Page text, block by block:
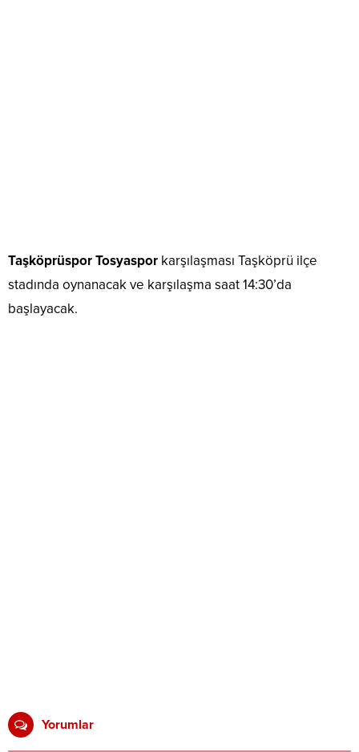
Taşköprüspor Tosyaspor karşılaşması Taşköprü ilçe
stadında oynanacak ve karşılaşma saat 14:30’da
başlayacak.
Yorumlar